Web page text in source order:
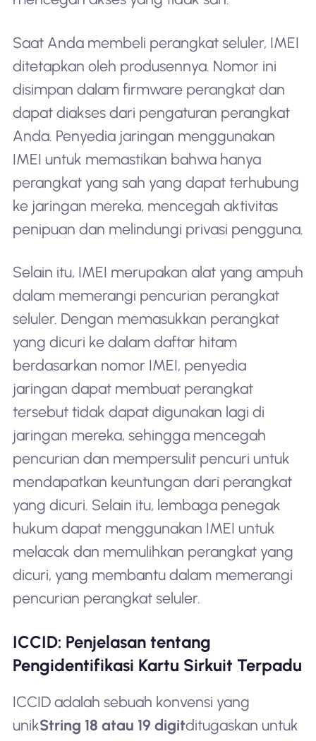
Saat Anda membeli perangkat seluler, IMEI
ditetapkan oleh produsennya. Nomor ini
disimpan dalam firmware perangkat dan
dapat diakses dari pengaturan perangkat
Anda. Penyedia jaringan menggunakan
IMEI untuk memastikan bahwa hanya
perangkat yang sah yang dapat terhubung
ke jaringan mereka, mencegah aktivitas
penipuan dan melindungi privasi pengguna.
Selain itu, IMEI merupakan alat yang ampuh
dalam memerangi pencurian perangkat
seluler. Dengan memasukkan perangkat
yang dicuri ke dalam daftar hitam
berdasarkan nomor IMEI, penyedia
jaringan dapat membuat perangkat
tersebut tidak dapat digunakan lagi di
jaringan mereka, sehingga mencegah
pencurian dan mempersulit pencuri untuk
mendapatkan keuntungan dari perangkat
yang dicuri. Selain itu, lembaga penegak
hukum dapat menggunakan IMEI untuk
melacak dan memulihkan perangkat yang
dicuri, yang membantu dalam memerangi
pencurian perangkat seluler.
ICCID: Penjelasan tentang
Pengidentifikasi Kartu Sirkuit Terpadu
ICCID adalah sebuah konvensi yang
unikString 18 atau 19 digitditugaskan untuk